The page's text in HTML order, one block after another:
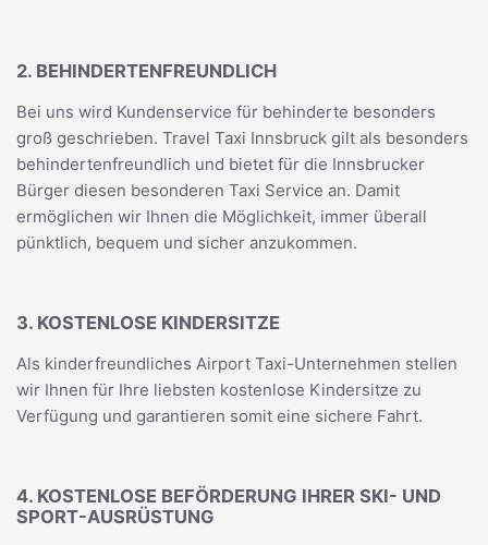
2. BEHINDERTENFREUNDLICH
Bei uns wird Kundenservice für behinderte besonders
groß geschrieben. Travel Taxi Innsbruck gilt als besonders
behindertenfreundlich und bietet für die Innsbrucker
Bürger diesen besonderen Taxi Service an. Damit
ermöglichen wir Ihnen die Möglichkeit, immer überall
pünktlich, bequem und sicher anzukommen.
3. KOSTENLOSE KINDERSITZE
Als kinderfreundliches Airport Taxi-Unternehmen stellen
wir Ihnen für Ihre liebsten kostenlose Kindersitze zu
Verfügung und garantieren somit eine sichere Fahrt.
4. KOSTENLOSE BEFÖRDERUNG IHRER SKI- UND
SPORT-AUSRÜSTUNG